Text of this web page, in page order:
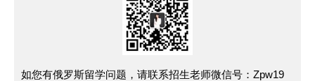
如您有俄罗斯留学问题，请联系招生老师微信号：Zpw19